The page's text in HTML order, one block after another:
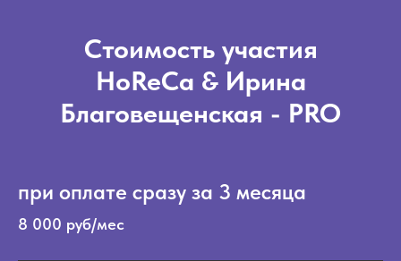
Стоимость участия
HoReCa & Ирина
Благовещенская - PRO
при оплате сразу за 3 месяца
8 000 руб/мес